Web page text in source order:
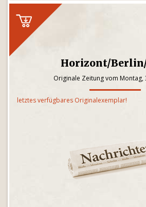
Horizont/
Originale Zeitung vom Montag,
letztes verfügbares Originalexemplar!